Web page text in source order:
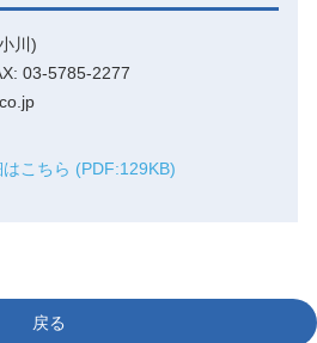
川)
03-5785-2277
こちら (PDF:129KB)
戻る